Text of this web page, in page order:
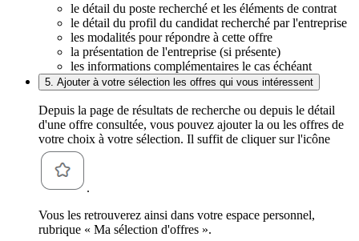
le détail du poste recherché et les éléments de contrat
le détail du profil du candidat recherché par l'entreprise
les modalités pour répondre à cette offre
la présentation de l'entreprise (si présente)
les informations complémentaires le cas échéant
5. Ajouter à votre sélection les offres qui vous intéressent
Depuis la page de résultats de recherche ou depuis le détail
d'une offre consultée, vous pouvez ajouter la ou les offres de
votre choix à votre sélection. Il suffit de cliquer sur l'icône
.
Vous les retrouverez ainsi dans votre espace personnel,
rubrique « Ma sélection d'offres ».